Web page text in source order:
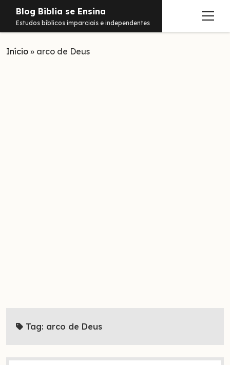
Blog Biblia se Ensina
Estudos bíblicos imparciais e independentes
abrir
Estudos
Início » arco de Deus
Tag: arco de Deus